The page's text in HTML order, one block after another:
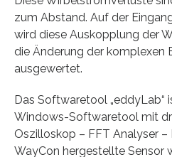
zum Abstand. Auf der
wird diese Auskopplung der
die Änderung der komplexen
ausgewertet.
Das Softwaretool „eddyLab“
Windows-Softwaretool mit
Oszilloskop – FFT Analyser –
WayCon hergestellte Sensor